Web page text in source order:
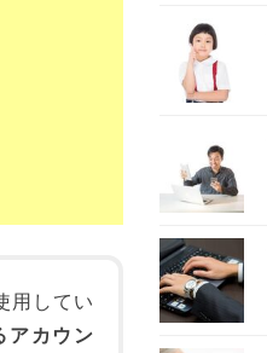
用してい
アカウン